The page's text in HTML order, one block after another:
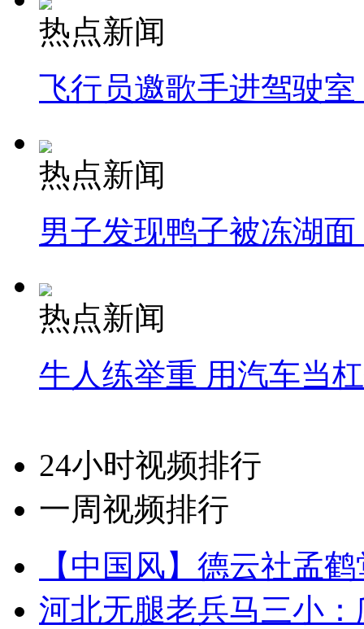
热点新闻
飞行员邀歌手进驾驶
热点新闻
男子发现鸭子被冻湖
热点新闻
牛人练举重 用汽车当
24小时视频排行
一周视频排行
【中国风】德云社孟
河北无腿老兵马三小